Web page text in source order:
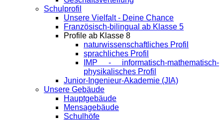
Schulprofil
Unsere Vielfalt - Deine Chance
Französisch-bilingual ab Klasse 5
Profile ab Klasse 8
naturwissenschaftliches Profil
sprachliches Profil
IMP - informatisch-mathematisch-
physikalisches Profil
Junior-Ingenieur-Akademie (JIA)
Unsere Gebäude
Hauptgebäude
Mensagebäude
Schulhöfe